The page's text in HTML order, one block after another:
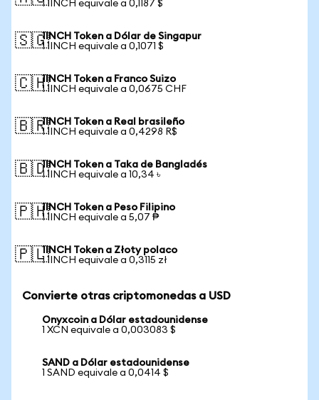
1 1INCH equivale a 0,1187 $
🇸🇬1INCH Token a Dólar de Singapur
1 1INCH equivale a 0,1071 $
🇨🇭1INCH Token a Franco Suizo
1 1INCH equivale a 0,0675 CHF
🇧🇷1INCH Token a Real brasileño
1 1INCH equivale a 0,4298 R$
🇧🇩1INCH Token a Taka de Bangladés
1 1INCH equivale a 10,34 ৳
🇵🇭1INCH Token a Peso Filipino
1 1INCH equivale a 5,07 ₱
🇵🇱1INCH Token a Złoty polaco
1 1INCH equivale a 0,3115 zł
Convierte otras criptomonedas a USD
Onyxcoin a Dólar estadounidense
1 XCN equivale a 0,003083 $
SAND a Dólar estadounidense
1 SAND equivale a 0,0414 $